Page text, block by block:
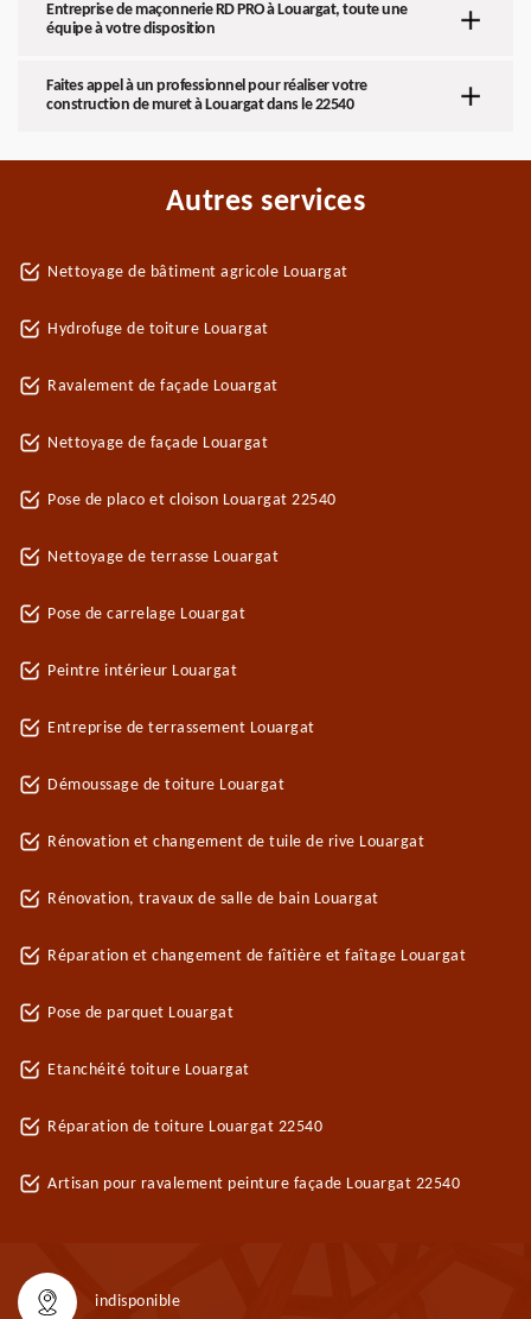
Entreprise de maçonnerie RD PRO à Louargat, toute une
équipe à votre disposition
Faites appel à un professionnel pour réaliser votre
construction de muret à Louargat dans le 22540
Autres services
Nettoyage de bâtiment agricole Louargat
Hydrofuge de toiture Louargat
Ravalement de façade Louargat
Nettoyage de façade Louargat
Pose de placo et cloison Louargat 22540
Nettoyage de terrasse Louargat
Pose de carrelage Louargat
Peintre intérieur Louargat
Entreprise de terrassement Louargat
Démoussage de toiture Louargat
Rénovation et changement de tuile de rive Louargat
Rénovation, travaux de salle de bain Louargat
Réparation et changement de faîtière et faîtage Louargat
Pose de parquet Louargat
Etanchéité toiture Louargat
Réparation de toiture Louargat 22540
Artisan pour ravalement peinture façade Louargat 22540
indisponible